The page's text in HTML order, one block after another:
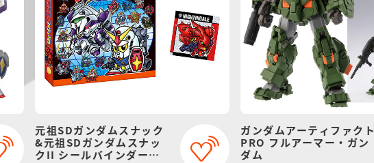
元祖SDガンダムスナック
&元祖SDガンダムスナッ
クII シールバインダー
ガンダムアーティファクト
PRO フルアーマー・ガン
ダム